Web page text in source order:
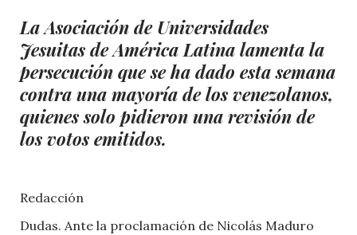
La Asociación de Universidades
Jesuitas de América Latina lamenta la
persecución que se ha dado esta semana
contra una mayoría de los venezolanos,
quienes solo pidieron una revisión de
los votos emitidos.
Redacción
Dudas. Ante la proclamación de Nicolás Maduro